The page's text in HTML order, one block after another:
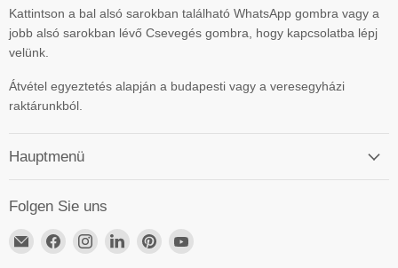
Kattintson a bal alsó sarokban található WhatsApp gombra vagy a
jobb alsó sarokban lévő Csevegés gombra, hogy kapcsolatba lépj
velünk.
Átvétel egyeztetés alapján a budapesti vagy a veresegyházi
raktárunkból.
Hauptmenü
Folgen Sie uns
Email
Finden Finden Finden Finden